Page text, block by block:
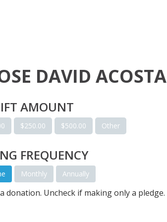
DAVID ACOSTA
AMOUNT
$250.00 $500.00 Other
FREQUENCY
Monthly Annually
donation. Uncheck if making only a pledge.